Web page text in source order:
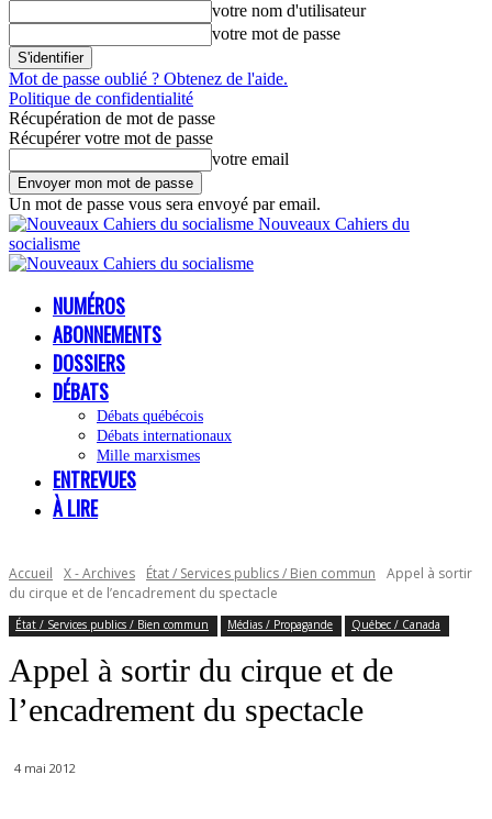
votre nom d'utilisateur
votre mot de passe
Mot de passe oublié ? Obtenez de l'aide.
Politique de confidentialité
Récupération de mot de passe
Récupérer votre mot de passe
votre email
Un mot de passe vous sera envoyé par email.
Nouveaux Cahiers du
socialisme
NUMÉROS
ABONNEMENTS
DOSSIERS
DÉBATS
Débats québécois
Débats internationaux
Mille marxismes
ENTREVUES
À LIRE
Accueil X - Archives État / Services publics / Bien commun
Appel à sortir
du cirque et de l’encadrement du spectacle
État / Services publics / Bien commun Médias / Propagande Québec / Canada
Appel à sortir du cirque et de
l’encadrement du spectacle
4 mai 2012